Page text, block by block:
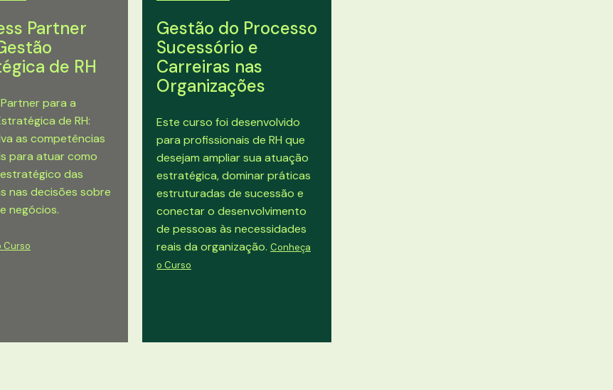
Partner
de RH
para a
de RH:
as competências
para atuar como
das
nas decisões sobre
negócios.
Curso
Gestão do Processo
Sucessório e
Carreiras nas
Organizações
Este curso foi desenvolvido
para profissionais de RH que
desejam ampliar sua atuação
estratégica, dominar práticas
estruturadas de sucessão e
conectar o desenvolvimento
de pessoas às necessidades
reais da organização. Conheça
o Curso